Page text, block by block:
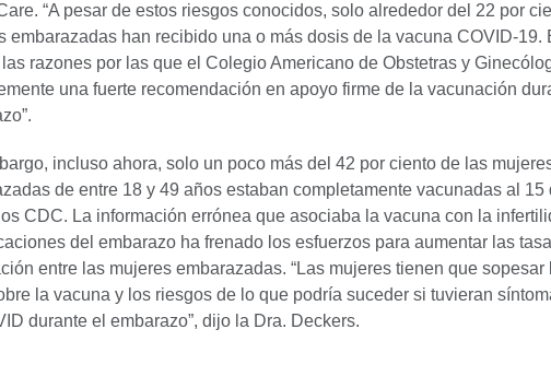
“A pesar de estos riesgos conocidos, solo alrededor del 22 por
embarazadas han recibido una o más dosis de la vacuna COVID-19.
razones por las que el Colegio Americano de Obstetras y
una fuerte recomendación en apoyo firme de la vacunación
incluso ahora, solo un poco más del 42 por ciento de las
de entre 18 y 49 años estaban completamente vacunadas al 15
CDC. La información errónea que asociaba la vacuna con la
del embarazo ha frenado los esfuerzos para aumentar las
entre las mujeres embarazadas. “Las mujeres tienen que sopesar
la vacuna y los riesgos de lo que podría suceder si tuvieran
durante el embarazo”, dijo la Dra. Deckers.